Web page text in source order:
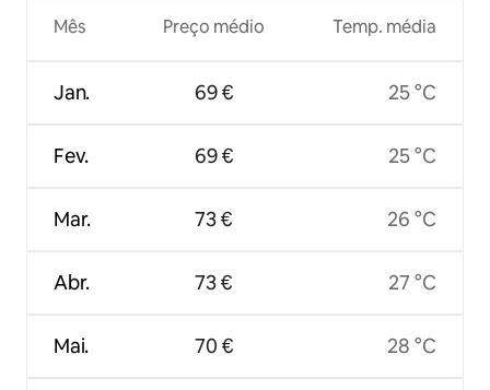
Mês
Jan.
Fev.
Mar.
Abr.
Mai.
Preço médio
69 €
69 €
73 €
73 €
70 €
Temp. média
25 °C
25 °C
26 °C
27 °C
28 °C